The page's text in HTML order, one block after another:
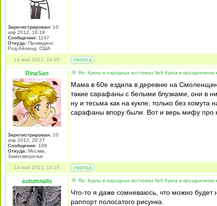
Зарегистрирован: 10
апр 2012, 10:18
Сообщения: 1147
Откуда: Провиденс.
Род-Айленд. США
14 май 2012, 14:05
RinaSan
Зарегистрирован: 10
апр 2012, 20:27
Сообщения: 109
Откуда: Москва,
Замоскворечье
Re: Куклы в народных костюмах №9 Кукла в праздничном
Мама в 60е ездила в деревню на
такие сарафаны с белыми блузками, они в
ну и тесьма как на кукле; только без
сарафаны впору были. Вот и верь мифу про
14 май 2012, 14:15
autumnalis Re: Куклы в народных костюмах №9 Кукла в праздничном
Что-то я даже сомневаюсь, что можно будет
раппорт полосатого рисунка.